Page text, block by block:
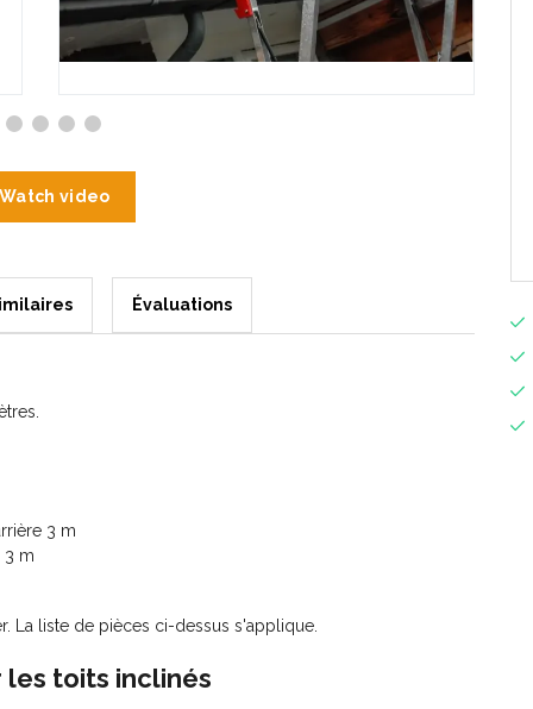
Watch video
Évaluations
3 m
3 m
La liste de pièces ci-dessus s'applique.
toits inclinés